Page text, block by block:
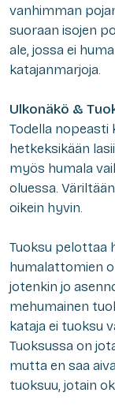
vanhimman
suoraan isojen
ale, jossa ei
katajanmarjoja.
Ulkonäkö &
Todella nopeasti
hetkeksikään
myös humala
oluessa.
oikein hyvin.
Tuoksu pelottaa
humalattomien
jotenkin jo
mehumainen
kataja ei tuoksu
Tuoksussa on
mutta en saa
tuoksuu, jotain